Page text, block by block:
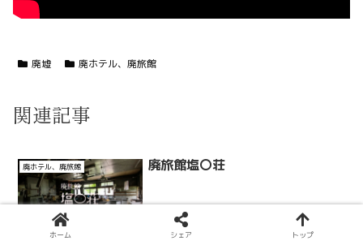
廃墟 廃ホテル、廃旅館
関連記事
廃ホテル、廃旅館 廃旅館塩〇荘
ホーム シェア トップ